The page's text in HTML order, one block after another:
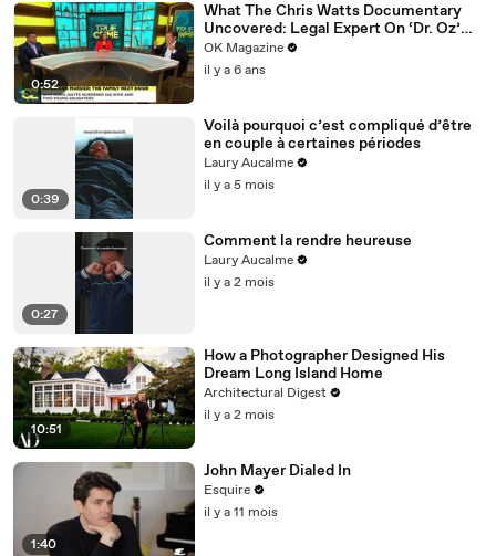
0:52
What The Chris Watts Documentary
Uncovered: Legal Expert On ‘Dr. Oz’
Has Theories
OK Magazine
il y a 6 ans
0:39
Voilà pourquoi c’est compliqué d’être
en couple à certaines périodes
Laury Aucalme
il y a 5 mois
0:27
Comment la rendre heureuse
Laury Aucalme
il y a 2 mois
10:51
How a Photographer Designed His
Dream Long Island Home
Architectural Digest
il y a 2 mois
1:40
John Mayer Dialed In
Esquire
il y a 11 mois